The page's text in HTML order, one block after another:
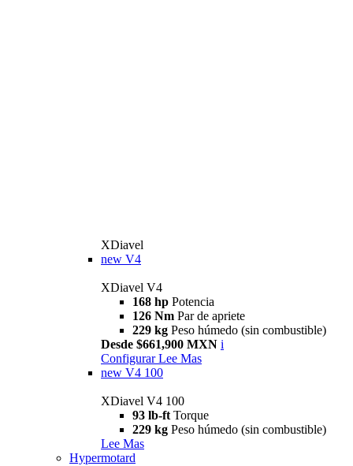
XDiavel
new V4
XDiavel V4
168 hp Potencia
126 Nm Par de apriete
229 kg Peso húmedo (sin combustible)
Desde $661,900 MXN i
Configurar Lee Mas
new V4 100
XDiavel V4 100
93 lb-ft Torque
229 kg Peso húmedo (sin combustible)
Lee Mas
Hypermotard